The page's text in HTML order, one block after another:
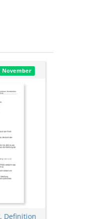
November
, Definition